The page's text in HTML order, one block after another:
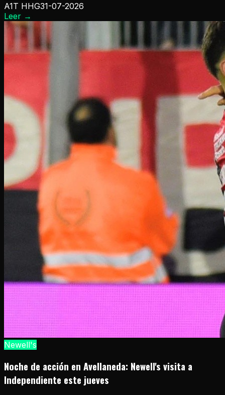
A1T HHG31-07-2026
Leer →
Newell's
Noche de acción en Avellaneda: Newell's visita a
Independiente este jueves